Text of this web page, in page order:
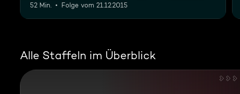
52 Min. Folge vom 21.12.2015
Alle Staffeln im Überblick